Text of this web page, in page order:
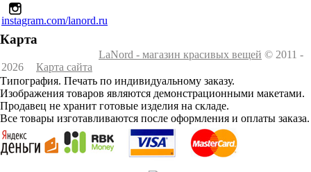
instagram.com/lanord.ru
Карта
LaNord - магазин красивых вещей © 2011 -
2026
Карта сайта
Типография. Печать по индивидуальному заказу.
Изображения товаров являются демонстрационными макетами.
Продавец не хранит готовые изделия на складе.
Все товары изготавливаются после оформления и оплаты заказа.